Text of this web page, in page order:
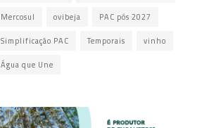
Mercosul ovibeja PAC pós 2027
Simplificação PAC Temporais vinho
Água que Une